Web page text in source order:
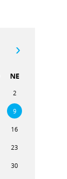
NE
2
9
16
23
30